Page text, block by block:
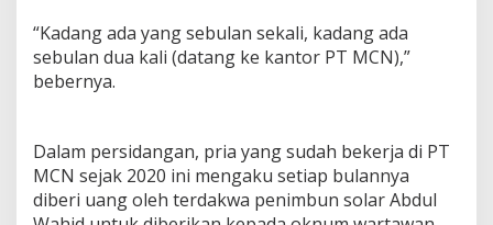
t
u
s
k
n
u
m
“Kadang ada yang sebulan sekali, kadang ada
sebulan dua kali (datang ke kantor PT MCN),”
bebernya.
Dalam persidangan, pria yang sudah bekerja di PT
MCN sejak 2020 ini mengaku setiap bulannya
diberi uang oleh terdakwa penimbun solar Abdul